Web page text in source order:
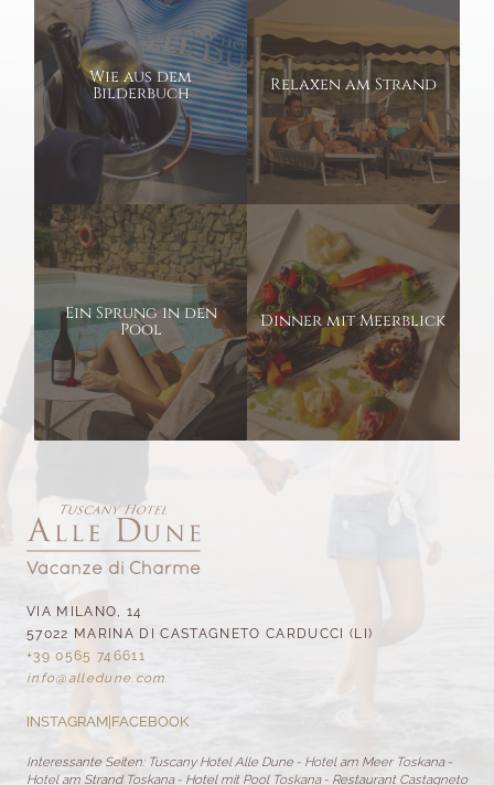
Wie aus dem
Bilderbuch Relaxen am Strand
Ein Sprung in den
Pool Dinner mit Meerblick
VIA MILANO, 14
57022 MARINA DI CASTAGNETO CARDUCCI (LI)
+39 0565 746611
info@alledune. com
INSTAGRAM|FACEBOOK
Interessante Seiten: Tuscany Hotel Alle Dune - Hotel am Meer Toskana -
Hotel am Strand Toskana - Hotel mit Pool Toskana - Restaurant Castagneto